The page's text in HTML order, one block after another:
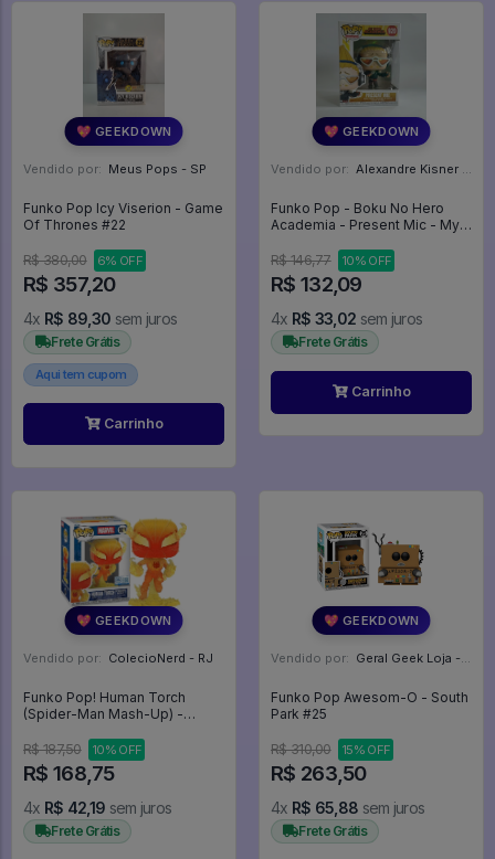
💖 GEEKDOWN
Vendido por: Meus Pops - SP
Funko Pop Icy Viserion - Game
Of Thrones #22
R$ 380,00 6% OFF
R$ 357,20
4x R$ 89,30 sem juros
Frete Grátis
Aqui tem cupom
Carrinho
💖 GEEKDOWN
Vendido por: Alexandre Kisner - PR
Funko Pop - Boku No Hero
Academia - Present Mic - My
R$ 146,77
10% OFF
R$ 132,09
4x R$ 33,02 sem juros
Frete Grátis
Carrinho
💖 GEEKDOWN
Vendido por: ColecioNerd - RJ
Funko Pop! Human Torch
(Spider-Man Mash-Up) -
R$ 187,50
10% OFF
R$ 168,75
4x R$ 42,19 sem juros
Frete Grátis
💖 GEEKDOWN
Vendido por: Geral Geek Loja - SP
Funko Pop Awesom-O - South
Park #25
R$ 310,00 15% OFF
R$ 263,50
4x R$ 65,88 sem juros
Frete Grátis